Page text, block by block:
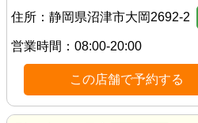
住所： 静岡県沼津市大岡2692-2
営業時間： 08:00-20:00
この店舗で予約する